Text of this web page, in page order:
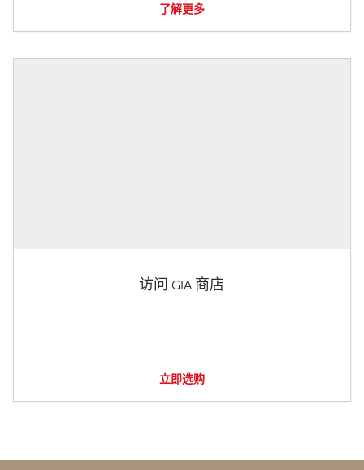
了解更多
访问 GIA 商店
立即选购